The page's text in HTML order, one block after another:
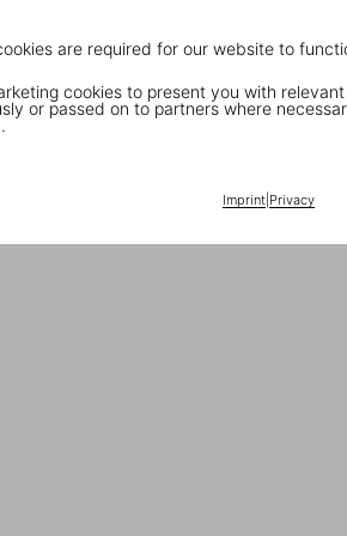
are required for our website to
cookies to present you with
or passed on to partners where
Imprint| Privacy